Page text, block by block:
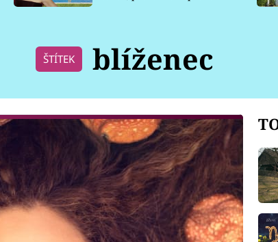
ŠTÍTEK blíženec